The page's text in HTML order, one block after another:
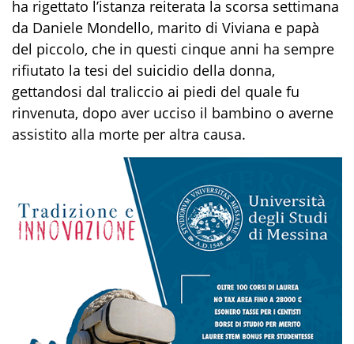
ha rigettato l’istanza reiterata la scorsa settimana
da Daniele Mondello, marito di Viviana e papà
del piccolo, che in questi cinque anni ha sempre
rifiutato la tesi del suicidio della donna,
gettandosi dal traliccio ai piedi del quale fu
rinvenuta, dopo aver ucciso il bambino o averne
assistito alla morte per altra causa.